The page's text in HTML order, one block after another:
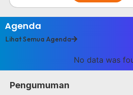
Agenda
Lihat Semua Agenda
No data was
Pengumuman